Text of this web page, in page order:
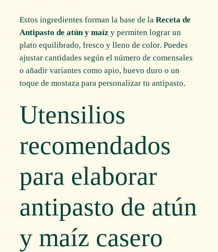
Estos ingredientes forman la base de laReceta de
Antipasto de atún y maíz y permiten lograr un
plato equilibrado, fresco y lleno de color. Puedes
ajustar cantidades según el número de comensales
o añadir variantes como apio, huevo duro o un
toque de mostaza para personalizar tu antipasto.
Utensilios
recomendados
para elaborar
antipasto de atún
y maíz casero